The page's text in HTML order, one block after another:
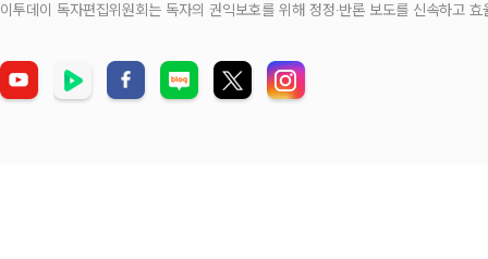
이투데이 독자편집위원회는 독자의 권익보호를 위해 정정‧반론 보도를 신속하고